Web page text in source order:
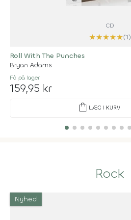
CD
★★★★★(1)
Roll With The Punches
Bryan Adams
Få på lager
159,95 kr
shopping_bag LÆG I KURV
Rock
Nyhed